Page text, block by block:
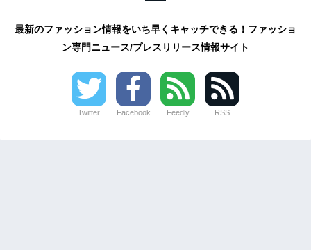
最新のファッション情報をいち早くキャッチできる！ファッショ
ン専門ニュース/プレスリリース情報サイト
Twitter Facebook Feedly RSS